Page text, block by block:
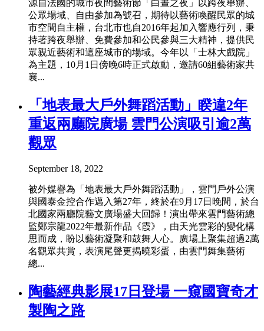
源自法國的城市夜間藝術節「白晝之夜」以跨夜舉辦、
公眾場域、自由參加為號召，期待以藝術喚醒民眾的城
市空間自主權，台北市也自2016年起加入響應行列，秉
持著跨夜舉辦、免費參加和公民參與三大精神，提供民
眾親近藝術和這座城市的場域。今年以「士林大戲院」
為主題，10月1日傍晚6時正式啟動，邀請60組藝術家共
襄...
「地表最大戶外舞蹈活動」睽違2年
重返兩廳院廣場 雲門公演吸引逾2萬
觀眾
September 18, 2022
被外媒譽為「地表最大戶外舞蹈活動」，雲門戶外公演
與國泰金控合作邁入第27年，終於在9月17日晚間，於台
北國家兩廳院藝文廣場盛大回歸！演出帶來雲門藝術總
監鄭宗龍2022年最新作品《霞》，由天光雲彩的變化構
思而成，盼以藝術凝聚和鼓舞人心。廣場上聚集超過2萬
名觀眾共賞，表演尾聲更揭曉彩蛋，由雲門舞集藝術
總...
陶藝經典影展17日登場 一窺國寶奇才
製陶之路